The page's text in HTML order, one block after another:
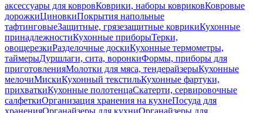
аксессуары для ковровКоврики, наборы ковриковКовровые
дорожкиЦиновкиПокрытия напольные
тафтинговыеЗащитные, грязезащитные коврикиКухонные
принадлежностиКухонные приборыТерки,
овощерезкиРазделочные доскиКухонные термометры,
таймерыДуршлаги, сита, воронкиФормы, приборы для
приготовленияМолотки для мяса, тендерайзерыКухонные
мелочиМискиКухонный текстильКухонные фартуки,
прихваткиКухонные полотенцаСкатерти, сервировочные
салфеткиОрганизация хранения на кухнеПосуда для
храненияОрганайзеры для кухниОрганайзеры для